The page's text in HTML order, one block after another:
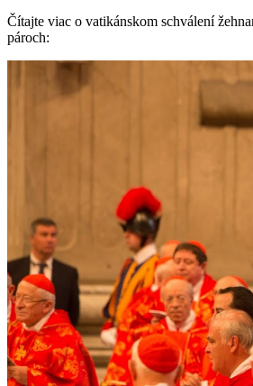
Čítajte viac o vatikánskom schválení
pároch: